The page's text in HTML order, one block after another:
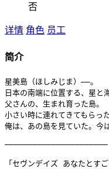
否
详情 角色 员工
简介
星美島（ほしみじま）――。
日本の南端に位置する、星と
父さんの、生まれ育った島。
小さい時に連れてきてもらっ
俺は、あの島を見ていた。今
――――――――――――――――――――――
「セヴンデイズ あなたと